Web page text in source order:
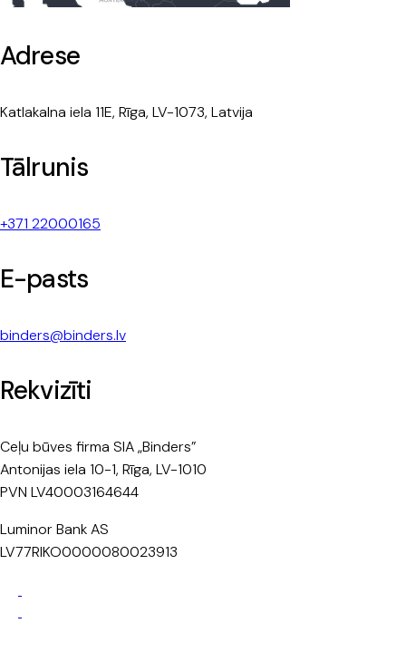
Adrese
Katlakalna iela 11E, Rīga, LV-1073, Latvija
Tālrunis
+371 22000165
E-pasts
binders@binders.lv
Rekvizīti
Ceļu būves firma SIA „Binders”
Antonijas iela 10-1, Rīga, LV-1010
PVN LV40003164644
Luminor Bank AS
LV77RIKO0000080023913